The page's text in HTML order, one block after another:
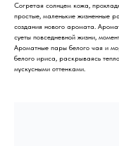
Согретая солнцем кожа,
простые, маленькие жизненные
создания нового аромата.
суеты повседневной жизни,
Ароматные пары белого чая и
белого ириса, раскрываясь
мускусными оттенками.